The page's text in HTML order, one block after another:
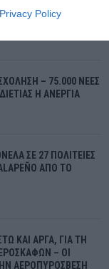
Privacy Policy
ΣΚΛΗΡΟΥΣ ΤΗΣ
ΡΩΣΙΚΗ ΕΛΙΤ
– 75.000 ΝΕΕΣ
Η ΑΝΕΡΓΙΑ
ΣΕ 27 ΠΟΛΙΤΕΙΕΣ
ΑΠΟ ΤΟ
ΚΑΙ ΑΡΓΑ, ΓΙΑ ΤΗ
– ΟΙ
ΑΕΡΟΠΥΡΟΣΒΕΣΗ